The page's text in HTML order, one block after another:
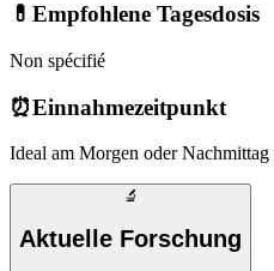
💊 Empfohlene Tagesdosis
Non spécifié
⏰Einnahmezeitpunkt
Ideal am Morgen oder
🔬
Aktuelle Forschung